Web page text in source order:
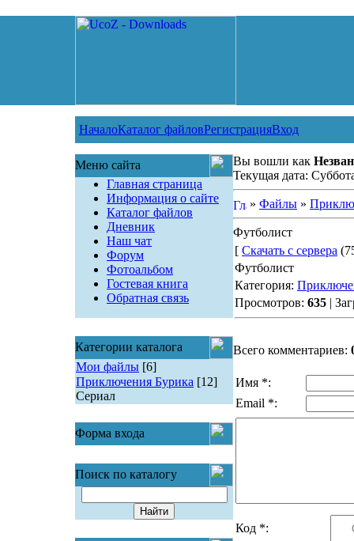
НачалоКаталог файловРегистрацияВход
Меню сайта
Главная страница
Информация о сайте
Каталог файлов
Дневник
Наш чат
Форум
Фотоальбом
Гостевая книга
Обратная связь
Категории каталога
Мои файлы [6]
Приключения Бурика [12]
Сериал
Форма входа
Поиск по каталогу
Вы вошли как
Текущая дата:
» Файлы »
Футболист
[ Скачать с сервера
Футболист
Категория:
Просмотров: 635 |
Всего комментариев:
Имя *:
Email *:
Код *: